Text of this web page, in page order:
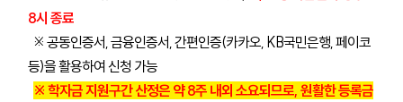
8시 종료
※ 공동인증서, 금융인증서, 간편인증(카카오, KB국민은행, 페이코
등)을 활용하여 신청 가능
※ 학자금 지원구간 산정은 약 8주 내외 소요되므로, 원활한 등록금